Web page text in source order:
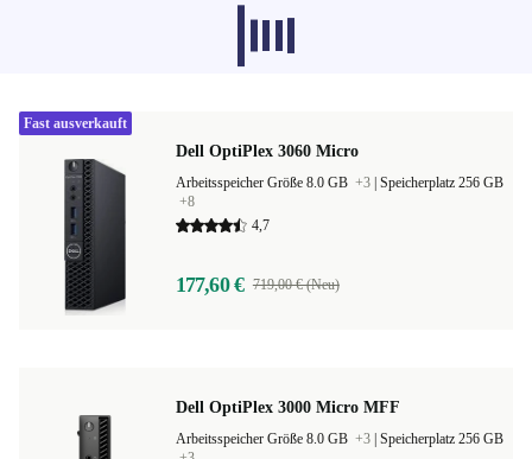
Empfohlene Produkte aus anderen
Kategorien laden gerade nicht, sorry.
Dell OptiPlex 3060 Micro
Arbeitsspeicher Größe 8.0 GB +3 Speicherplatz 256 GB
+8
4,7
177,60 € 719,00 € (Neu)
Fast ausverkauft
Dell OptiPlex 3000 Micro MFF
Arbeitsspeicher Größe 8.0 GB +3 Speicherplatz 256 GB